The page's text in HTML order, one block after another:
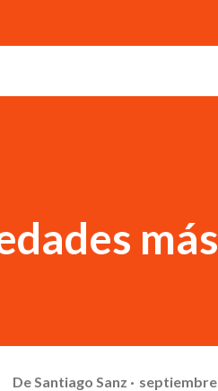
De Santiago Sanz septiembre